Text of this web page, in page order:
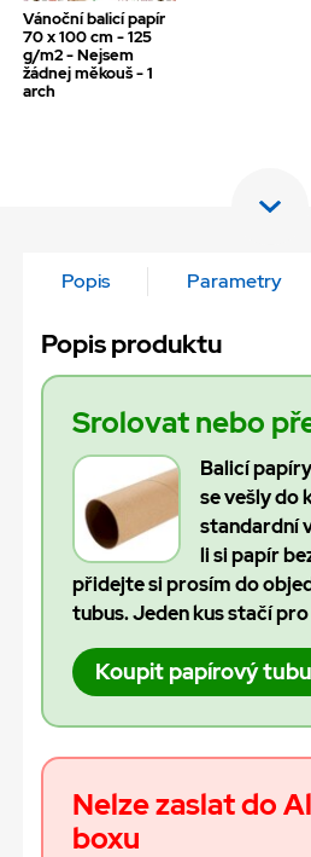
Vánoční balicí papír
70 x 100 cm - 125
g/m2 - Nejsem
žádnej měkouš - 1
arch
Popis Parametry
Popis produktu
Srolovat nebo
Balicí
se vešly do
standardní
li si papír
přidejte si prosím do
tubus. Jeden kus stačí
Koupit papírový
Nelze zaslat do
boxu